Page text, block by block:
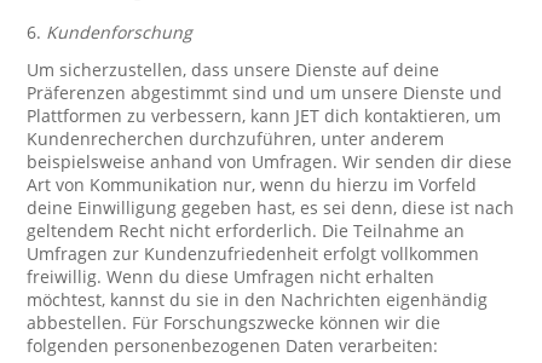
6. Kundenforschung
Um sicherzustellen, dass unsere Dienste auf deine
Präferenzen abgestimmt sind und um unsere Dienste und
Plattformen zu verbessern, kann JET dich kontaktieren, um
Kundenrecherchen durchzuführen, unter anderem
beispielsweise anhand von Umfragen. Wir senden dir diese
Art von Kommunikation nur, wenn du hierzu im Vorfeld
deine Einwilligung gegeben hast, es sei denn, diese ist nach
geltendem Recht nicht erforderlich. Die Teilnahme an
Umfragen zur Kundenzufriedenheit erfolgt vollkommen
freiwillig. Wenn du diese Umfragen nicht erhalten
möchtest, kannst du sie in den Nachrichten eigenhändig
abbestellen. Für Forschungszwecke können wir die
folgenden personenbezogenen Daten verarbeiten: